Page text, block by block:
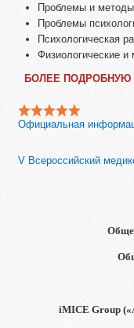
Проблемы и методы
Проблемы
Психологическая
Физиологические и
БОЛЕЕ
Официальная
V Всероссийский
iMICE Group